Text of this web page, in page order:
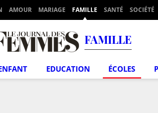
AMOUR MARIAGE FAMILLE SANTÉ SOCIÉTÉ
FAMILLE
EDUCATION ÉCOLES